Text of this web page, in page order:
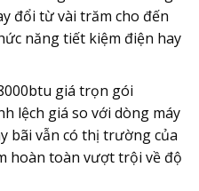
đổi từ vài trăm cho đến
năng tiết kiệm điện hay
giá trọn gói
lệch giá so với dòng máy
bãi vẫn có thị trường của
hoàn toàn vượt trội về độ